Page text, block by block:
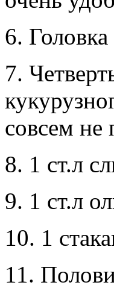
6.
7.
совсем не
8. 1 ст.л
9. 1 ст.л
10. 1
11.